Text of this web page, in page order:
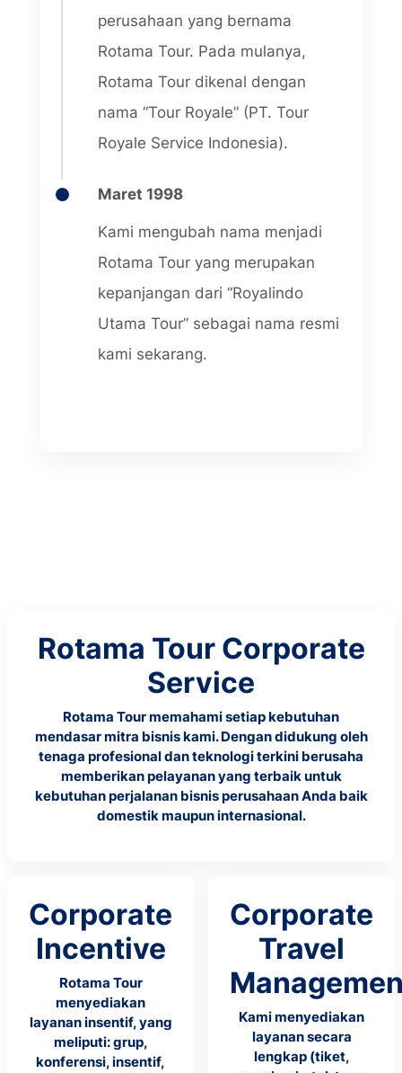
perusahaan yang bernama
Rotama Tour. Pada mulanya,
Rotama Tour dikenal dengan
nama “Tour Royale” (PT. Tour
Royale Service Indonesia).
Maret 1998
Kami mengubah nama menjadi
Rotama Tour yang merupakan
kepanjangan dari “Royalindo
Utama Tour” sebagai nama resmi
kami sekarang.
Rotama Tour Corporate
Service
Rotama Tour memahami setiap kebutuhan
mendasar mitra bisnis kami. Dengan didukung oleh
tenaga profesional dan teknologi terkini berusaha
memberikan pelayanan yang terbaik untuk
kebutuhan perjalanan bisnis perusahaan Anda baik
domestik maupun internasional.
Corporate
Incentive
Rotama Tour
menyediakan
layanan insentif, yang
meliputi: grup,
konferensi, insentif,
Corporate
Travel
Kami menyediakan
layanan secara
lengkap (tiket,